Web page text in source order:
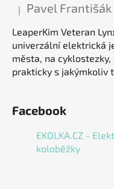
Hodnocení produktu je
| Pavel Františák
LeaperKim Veteran
univerzální elektrická
města, na
prakticky s jakýmkoliv
Facebook
EKOLKA.CZ -
koloběžky